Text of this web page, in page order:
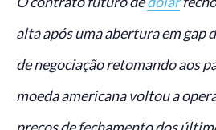
alta após uma abertura em gap
de negociação retomando aos
moeda americana voltou a